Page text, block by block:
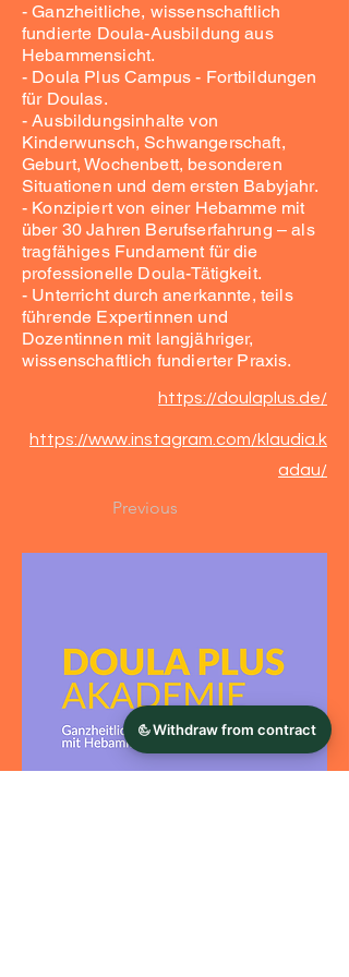
- Ganzheitliche, wissenschaftlich
fundierte Doula-Ausbildung aus
Hebammensicht.
- Doula Plus Campus - Fortbildungen
für Doulas.
- Ausbildungsinhalte von
Kinderwunsch, Schwangerschaft,
Geburt, Wochenbett, besonderen
Situationen und dem ersten Babyjahr.
- Konzipiert von einer Hebamme mit
über 30 Jahren Berufserfahrung – als
tragfähiges Fundament für die
professionelle Doula-Tätigkeit.
- Unterricht durch anerkannte, teils
führende Expertinnen und
Dozentinnen mit langjähriger,
wissenschaftlich fundierter Praxis.
https://doulaplus.de/
https://www.instagram.com/klaudia.k
adau/
Previous